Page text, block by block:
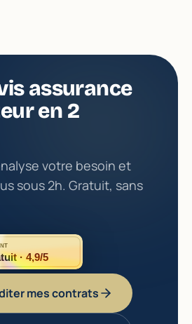
assurance
en 2
votre besoin et
sous 2h. Gratuit, sans
· 4,9/5
mes contrats